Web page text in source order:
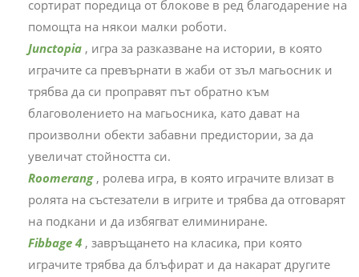
сортират поредица от блокове в ред благодарение на
помощта на някои малки роботи.
Junctopia , игра за разказване на истории, в която
играчите са превърнати в жаби от зъл магьосник и
трябва да си проправят път обратно към
благоволението на магьосника, като дават на
произволни обекти забавни предистории, за да
увеличат стойността си.
Roomerang , ролева игра, в която играчите влизат в
ролята на състезатели в игрите и трябва да отговарят
на подкани и да избягват елиминиране.
Fibbage 4 , завръщането на класика, при която
играчите трябва да блъфират и да накарат другите